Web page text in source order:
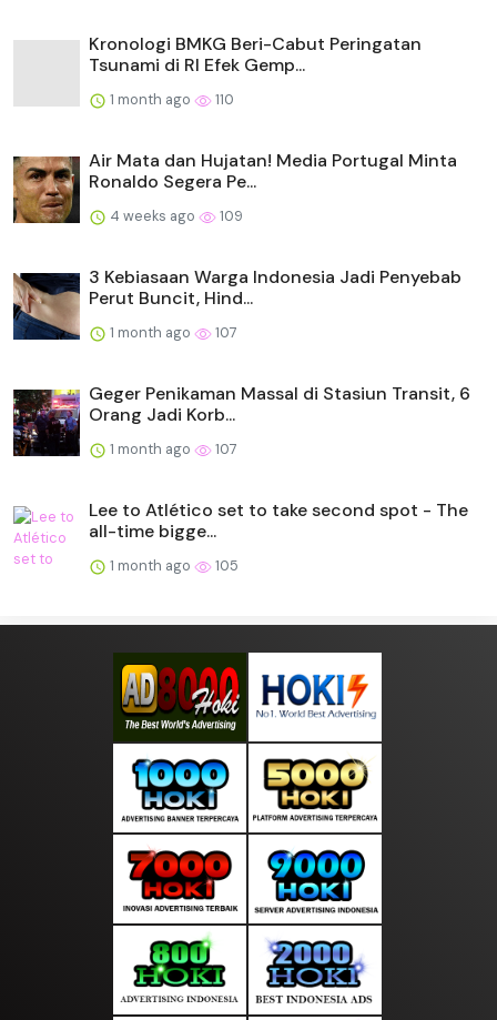
Kronologi BMKG Beri-Cabut Peringatan
Tsunami di RI Efek Gemp...
1 month ago 110
Air Mata dan Hujatan! Media Portugal Minta
Ronaldo Segera Pe...
4 weeks ago 109
3 Kebiasaan Warga Indonesia Jadi Penyebab
Perut Buncit, Hind...
1 month ago 107
Geger Penikaman Massal di Stasiun Transit, 6
Orang Jadi Korb...
1 month ago 107
Lee to Atlético set to take second spot - The
all-time bigge...
1 month ago 105